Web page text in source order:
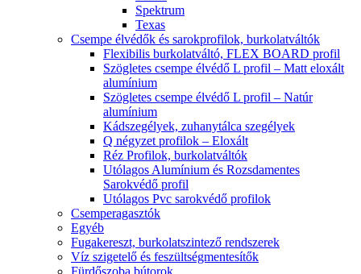
Spektrum
Texas
Csempe élvédők és sarokprofilok, burkolatváltók
Flexibilis burkolatváltó, FLEX BOARD profil
Szögletes csempe élvédő L profil – Matt eloxált
alumínium
Szögletes csempe élvédő L profil – Natúr
alumínium
Kádszegélyek, zuhanytálca szegélyek
Q négyzet profilok – Eloxált
Réz Profilok, burkolatváltók
Utólagos Alumínium és Rozsdamentes
Sarokvédő profil
Utólagos Pvc sarokvédő profilok
Csemperagasztók
Egyéb
Fugakereszt, burkolatszintező rendszerek
Víz szigetelő és feszültségmentesítők
Fürdőszoba bútorok